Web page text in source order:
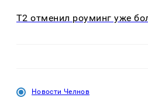
Т2 отменил роуминг уже
Новости Челнов